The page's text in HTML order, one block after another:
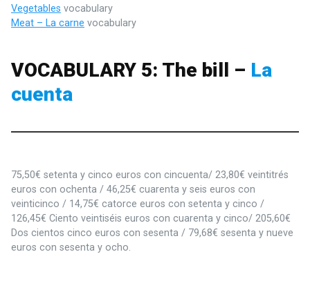
Vegetables vocabulary
Meat – La carne vocabulary
VOCABULARY 5: The bill – La
cuenta
75,50€ setenta y cinco euros con cincuenta/ 23,80€ veintitrés
euros con ochenta / 46,25€ cuarenta y seis euros con
veinticinco / 14,75€ catorce euros con setenta y cinco /
126,45€ Ciento veintiséis euros con cuarenta y cinco/ 205,60€
Dos cientos cinco euros con sesenta / 79,68€ sesenta y nueve
euros con sesenta y ocho.